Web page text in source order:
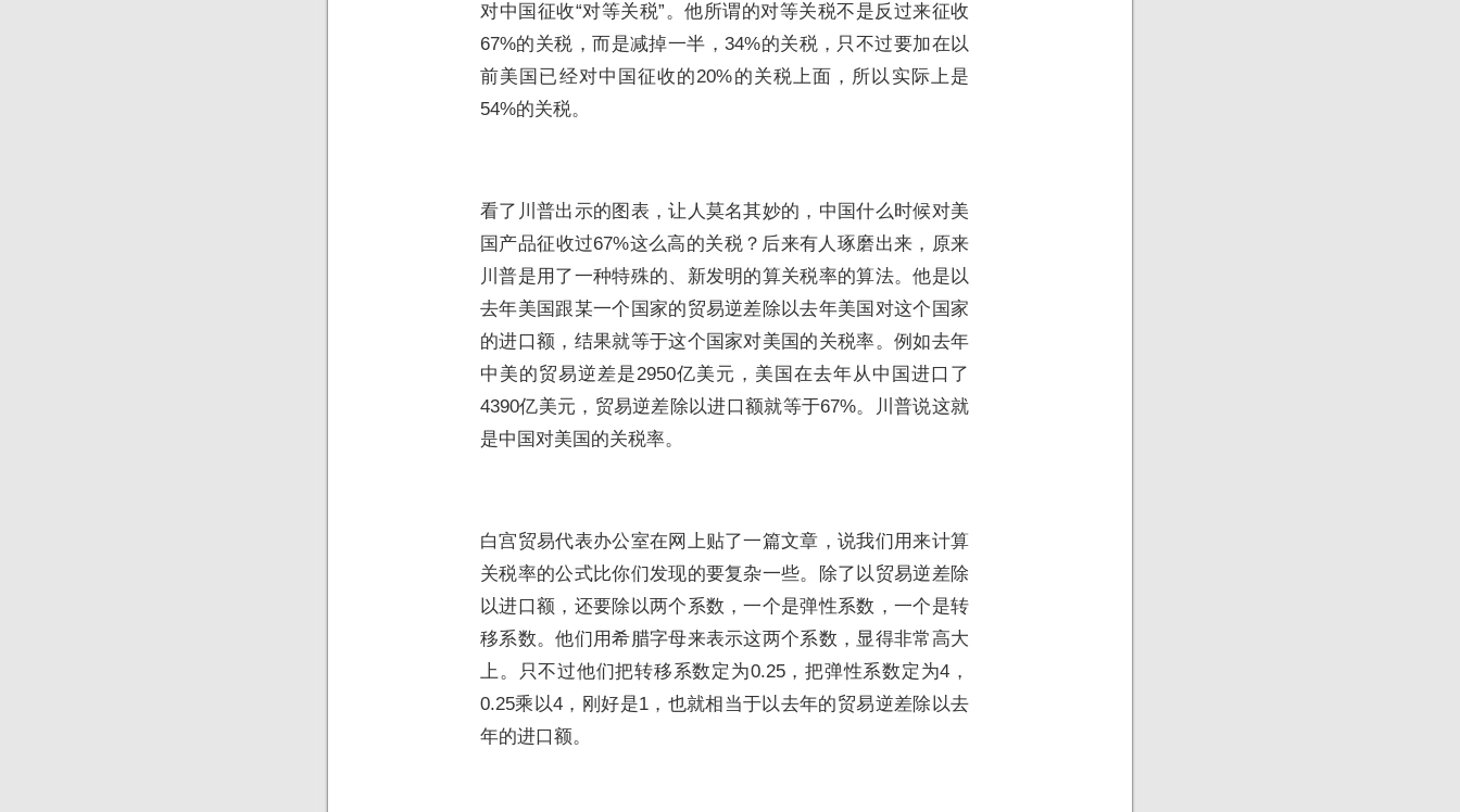
对中国征收“对等关税”。他所谓的对等关税不是反过来征收
67%的关税，而是减掉一半，34%的关税，只不过要加在以
前美国已经对中国征收的20%的关税上面，所以实际上是
54%的关税。
看了川普出示的图表，让人莫名其妙的，中国什么时候对美
国产品征收过67%这么高的关税？后来有人琢磨出来，原来
川普是用了一种特殊的、新发明的算关税率的算法。他是以
去年美国跟某一个国家的贸易逆差除以去年美国对这个国家
的进口额，结果就等于这个国家对美国的关税率。例如去年
中美的贸易逆差是2950亿美元，美国在去年从中国进口了
4390亿美元，贸易逆差除以进口额就等于67%。川普说这就
是中国对美国的关税率。
白宫贸易代表办公室在网上贴了一篇文章，说我们用来计算
关税率的公式比你们发现的要复杂一些。除了以贸易逆差除
以进口额，还要除以两个系数，一个是弹性系数，一个是转
移系数。他们用希腊字母来表示这两个系数，显得非常高大
上。只不过他们把转移系数定为0.25，把弹性系数定为4，
0.25乘以4，刚好是1，也就相当于以去年的贸易逆差除以去
年的进口额。